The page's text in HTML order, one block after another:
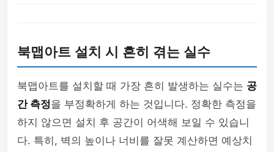
북맵아트 설치 시 흔히 겪는 실수
북맵아트를 설치할 때 가장 흔히 발생하는 실수는 공
간 측정을 부정확하게 하는 것입니다. 정확한 측정을
하지 않으면 설치 후 공간이 어색해 보일 수 있습니
다. 특히, 벽의 높이나 너비를 잘못 계산하면 예상치